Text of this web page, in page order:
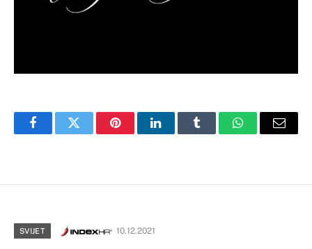
FacebookTwitter PinterestLinkedInTumblr WhatsAppEmail
SVIJET 10.12.2021